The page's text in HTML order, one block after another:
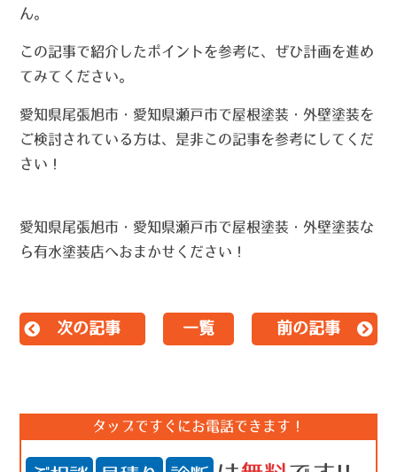
ん。
この記事で紹介したポイントを参考に、ぜひ計画を進め
てみてください。
愛知県尾張旭市・愛知県瀬戸市で屋根塗装・外壁塗装を
ご検討されている方は、是非この記事を参考にしてくだ
さい！
愛知県尾張旭市・愛知県瀬戸市で屋根塗装・外壁塗装な
ら有水塗装店へおまかせください！
次の記事 一覧 前の記事
タップですぐにお電話できます！